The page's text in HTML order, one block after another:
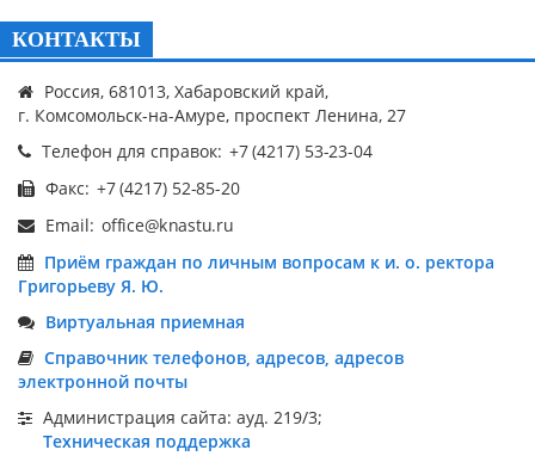
КОНТАКТЫ
Россия, 681013, Хабаровский край,
г. Комсомольск-на-Амуре, проспект Ленина, 27
Телефон для справок:
Факс:
Email:
Приём граждан по личным вопросам к и. о. ректора
Григорьеву Я. Ю.
Виртуальная приемная
Справочник телефонов, адресов, адресов
электронной почты
Администрация сайта: ауд. 219/3;
Техническая поддержка